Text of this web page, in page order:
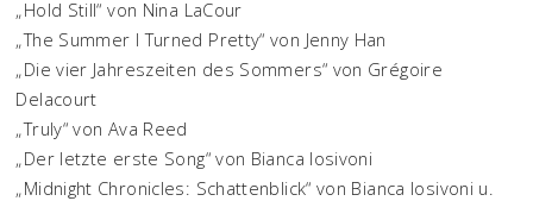
„Hold Still“ von Nina LaCour
„The Summer I Turned Pretty“ von Jenny Han
„Die vier Jahreszeiten des Sommers“ von Grégoire
Delacourt
„Truly“ von Ava Reed
„Der letzte erste Song“ von Bianca Iosivoni
„Midnight Chronicles: Schattenblick“ von Bianca Iosivoni u.